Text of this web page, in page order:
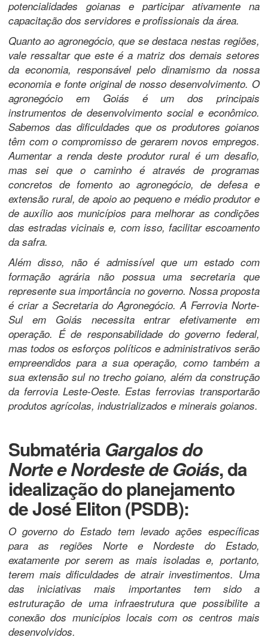
potencialidades goianas e participar ativamente na
capacitação dos servidores e profissionais da área.
Quanto ao agronegócio, que se destaca nestas regiões,
vale ressaltar que este é a matriz dos demais setores
da economia, responsável pelo dinamismo da nossa
economia e fonte original de nosso desenvolvimento. O
agronegócio em Goiás é um dos principais
instrumentos de desenvolvimento social e econômico.
Sabemos das dificuldades que os produtores goianos
têm com o compromisso de gerarem novos empregos.
Aumentar a renda deste produtor rural é um desafio,
mas sei que o caminho é através de programas
concretos de fomento ao agronegócio, de defesa e
extensão rural, de apoio ao pequeno e médio produtor e
de auxílio aos municípios para melhorar as condições
das estradas vicinais e, com isso, facilitar escoamento
da safra.
Além disso, não é admissível que um estado com
formação agrária não possua uma secretaria que
represente sua importância no governo. Nossa proposta
é criar a Secretaria do Agronegócio. A Ferrovia Norte-
Sul em Goiás necessita entrar efetivamente em
operação. É de responsabilidade do governo federal,
mas todos os esforços políticos e administrativos serão
empreendidos para a sua operação, como também a
sua extensão sul no trecho goiano, além da construção
da ferrovia Leste-Oeste. Estas ferrovias transportarão
produtos agrícolas, industrializados e minerais goianos.
Submatéria Gargalos do
Norte e Nordeste de Goiás, da
idealização do planejamento
deJosé Eliton (PSDB):
O governo do Estado tem levado ações específicas
para as regiões Norte e Nordeste do Estado,
exatamente por serem as mais isoladas e, portanto,
terem mais dificuldades de atrair investimentos. Uma
das iniciativas mais importantes tem sido a
estruturação de uma infraestrutura que possibilite a
conexão dos municípios locais com os centros mais
desenvolvidos.